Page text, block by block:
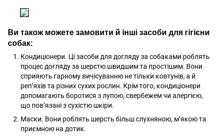
Ви також можете замовити й інші засоби для гігієни
собак:
Кондиціонери. Ці засоби для догляду за собаками роблять
процес догляду за шерстю швидшим та простішим. Вони
сприяють гарному вичісуванню не тільки ковтунів, а й
реп’яхів та різних сухих рослин. Крім того, кондиціонери
допомагають боротися з лупою, свербежем чи алергією,
що пов’язані з сухістю шкіри.
Маски. Вони роблять шерсть більш слухняною, м’якою та
приємною на дотик.